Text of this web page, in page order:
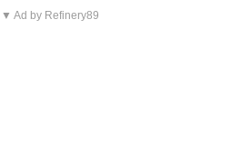
▼ Ad by Refinery89